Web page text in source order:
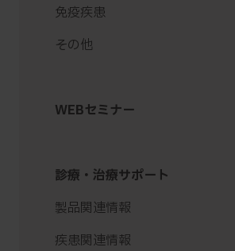
免疫疾患
その他
WEBセミナー
診療・治療サポート
製品関連情報
疾患関連情報